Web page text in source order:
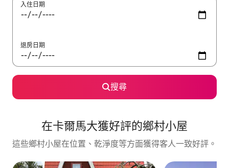
入住日期
退房日期
搜尋
在卡爾馬大獲好評的鄉村小屋
這些鄉村小屋在位置、乾淨度等方面獲得客人一致好評。